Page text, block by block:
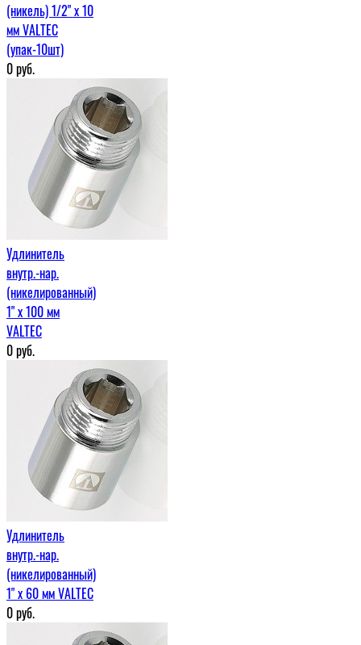
(никель) 1/2" х 10
мм VALTEC
(упак-10шт)
0руб.
Удлинитель
внутр.-нар.
(никелированный)
1" х 100 мм
VALTEC
0руб.
Удлинитель
внутр.-нар.
(никелированный)
1" х 60 мм VALTEC
0руб.